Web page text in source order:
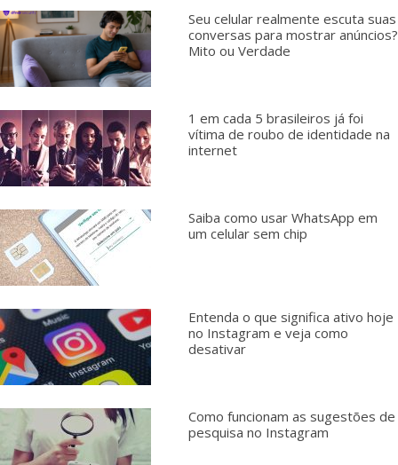
Seu celular realmente escuta suas
conversas para mostrar anúncios?
Mito ou Verdade
1 em cada 5 brasileiros já foi
vítima de roubo de identidade na
internet
Saiba como usar WhatsApp em
um celular sem chip
Entenda o que significa ativo hoje
no Instagram e veja como
desativar
Como funcionam as sugestões de
pesquisa no Instagram